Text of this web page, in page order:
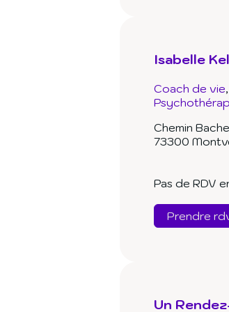
Isabelle
Coach de vie
Chemin
73300
Pas de RDV
Prendre
Un